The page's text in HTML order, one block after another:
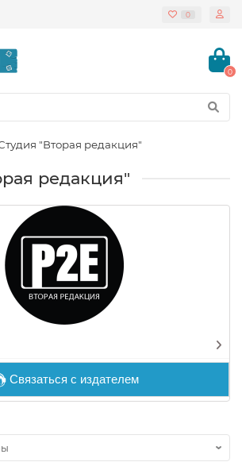
0
0
"Вторая редакция"
редакция"
Связаться с издателем